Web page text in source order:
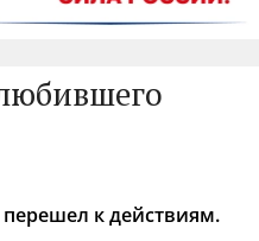
перешел к действиям.